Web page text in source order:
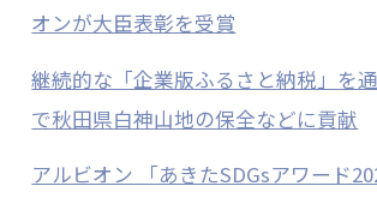
オンが大臣表彰を受賞
継続的な「企業版ふるさと納税」を
で秋田県白神山地の保全などに貢献
アルビオン 「あきたSDGsアワード